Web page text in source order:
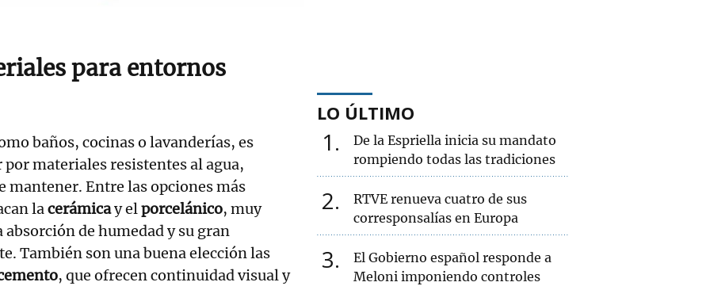
para entornos
baños, cocinas o lavanderías, es
materiales resistentes al agua,
mantener. Entre las opciones más
lacerámicay elporcelánico, muy
absorción de humedad y su gran
También son una buena elección las
, que ofrecen continuidad visual y
LO ÚLTIMO
1
De la Espriella inicia su mandato
rompiendo todas las tradiciones
2
RTVE renueva cuatro de sus
corresponsalías en Europa
3
El Gobierno español responde a
Meloni imponiendo controles